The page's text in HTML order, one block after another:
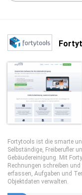
Fortytools ist die smarte
Selbständige, Freiberufler
Gebäudereinigung. Mit
Rechnungen schreiben
erfassen, Aufgaben und
Objektdaten verwalten.